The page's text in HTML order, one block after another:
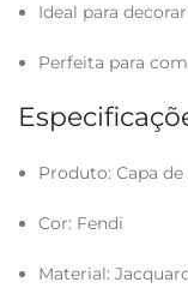
Ideal para
Perfeita para
Produto: Capa
Cor: Fendi
Material: